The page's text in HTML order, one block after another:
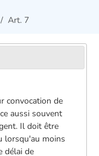
Art. 7
convocation de
aussi souvent
Il doit être
lorsqu'au moins
délai de